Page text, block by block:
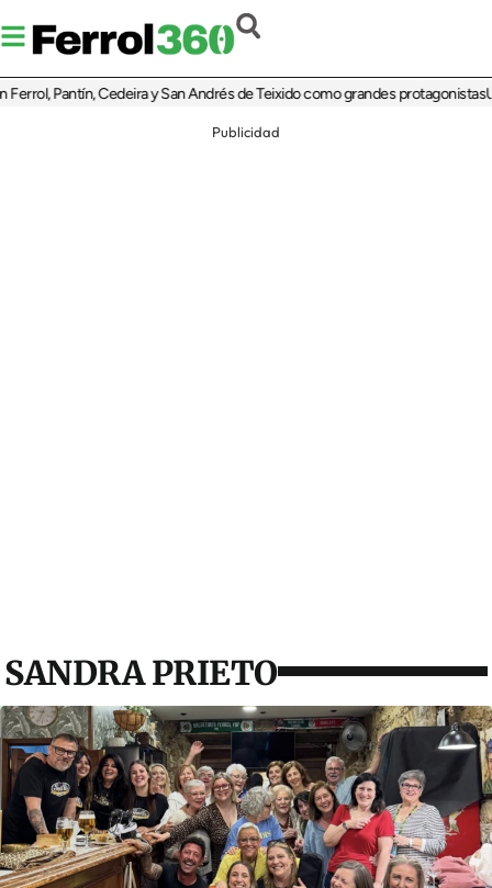
Pantín, Cedeira y San Andrés de Teixido como grandes protagonistasUn
Publicidad
SANDRA PRIETO